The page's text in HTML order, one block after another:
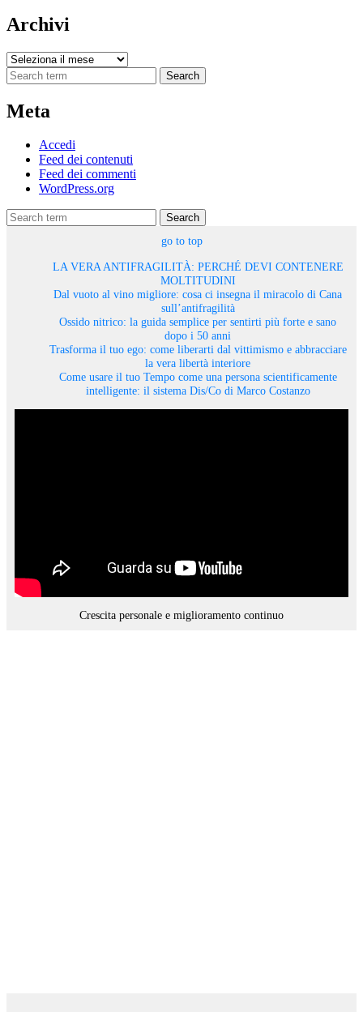
Archivi
Archivi
Search
Meta
Accedi
Feed dei contenuti
Feed dei commenti
WordPress.org
Search
go to top
LA VERA ANTIFRAGILITÀ: PERCHÉ DEVI CONTENERE
MOLTITUDINI
Dal vuoto al vino migliore: cosa ci insegna il miracolo di Cana
sull’antifragilità
Ossido nitrico: la guida semplice per sentirti più forte e sano
dopo i 50 anni
Trasforma il tuo ego: come liberarti dal vittimismo e abbracciare
la vera libertà interiore
Come usare il tuo Tempo come una persona scientificamente
intelligente: il sistema Dis/Co di Marco Costanzo
Crescita personale e miglioramento continuo